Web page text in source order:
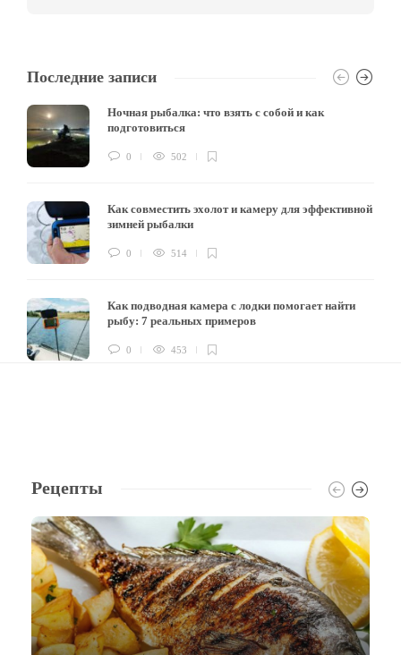
Последние записи
Ночная рыбалка: что взять с собой и как
подготовиться
0 502
Как совместить эхолот и камеру для эффективной
зимней рыбалки
0 514
Как подводная камера с лодки помогает найти
рыбу: 7 реальных примеров
0 453
Рецепты